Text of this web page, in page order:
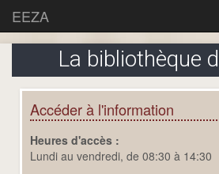
EEZA
La bibliothèque
Accéder à l'information
Heures d'accès :
Lundi au vendredi, de 08:30 à 14:30